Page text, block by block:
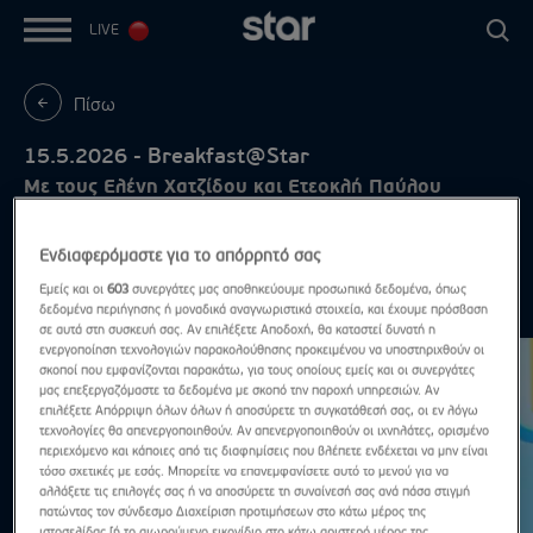
LIVE
Πίσω
15.5.2026 - Breakfast@Star
Με τους Ελένη Χατζίδου και Ετεοκλή Παύλου
Μάιος 2026 Δες τα όλα
Ενδιαφερόμαστε για το απόρρητό σας
Εμείς και οι603 συνεργάτες μας αποθηκεύουμε προσωπικά δεδομένα, όπως
δεδομένα περιήγησης ή μοναδικά αναγνωριστικά στοιχεία, και έχουμε πρόσβαση
σε αυτά στη συσκευή σας. Αν επιλέξετε Αποδοχή, θα καταστεί δυνατή η
ενεργοποίηση τεχνολογιών παρακολούθησης προκειμένου να υποστηριχθούν οι
σκοποί που εμφανίζονται παρακάτω, για τους οποίους εμείς και οι συνεργάτες
μας επεξεργαζόμαστε τα δεδομένα με σκοπό την παροχή υπηρεσιών. Αν
επιλέξετε Απόρριψη όλων όλων ή αποσύρετε τη συγκατάθεσή σας, οι εν λόγω
τεχνολογίες θα απενεργοποιηθούν. Αν απενεργοποιηθούν οι ιχνηλάτες, ορισμένο
περιεχόμενο και κάποιες από τις διαφημίσεις που βλέπετε ενδέχεται να μην είναι
τόσο σχετικές με εσάς. Μπορείτε να επανεμφανίσετε αυτό το μενού για να
αλλάξετε τις επιλογές σας ή να αποσύρετε τη συναίνεσή σας ανά πάσα στιγμή
πατώντας τον σύνδεσμο Διαχείριση προτιμήσεων στο κάτω μέρος της